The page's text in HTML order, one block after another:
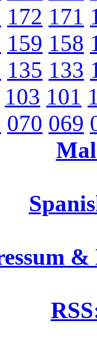
172 171
159 158
135 133
103 101
070 069